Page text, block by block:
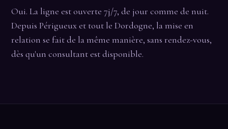
Oui. La ligne est ouverte 7j/7, de jour comme de nuit.
Depuis Périgueux et tout le Dordogne, la mise en
relation se fait de la même manière, sans rendez-vous,
dès qu'un consultant est disponible.